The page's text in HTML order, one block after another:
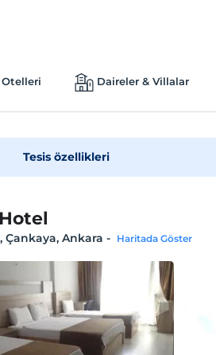
Daireler & Villalar
Tesis özellikleri
Çankaya, Ankara - Haritada Göster